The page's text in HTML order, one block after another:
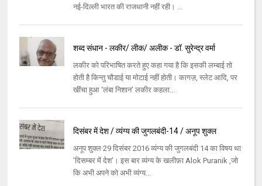
नई-दिल्ली भारत की राजधानी नहीं रही। ...
शब्द संधान - लकीर/ लीक/ अलीक - डॉ. सुरेन्द्र वर्मा
लकीर को परिभाषित करते हुए कहा गया है कि इसकी लम्बाई तो
होती है किन्तु चौडाई या मोटाई नहीं होती। कागज़, स्लेट आदि, पर
खींचा हुआ ‘लंबा निशान’ लकीर कहला...
दिसंबर में देश / व्यंग्य की जुगलबंदी-14 / अनूप शुक्ल
अनूप शुक्ल·29 दिसंबर 2016 व्यंग्य की जुगलबंदी 14 का विषय था
’दिसम्बर में देश’। इस बार व्यंग्य के खलीफ़ा Alok Puranik ,जो
कि अभी अपने को अभी व्यंग्य...